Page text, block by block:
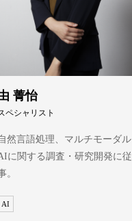
菁怡
ペシャリスト
然言語処理、マルチモーダル
に関する調査・研究開発に従
。
AI